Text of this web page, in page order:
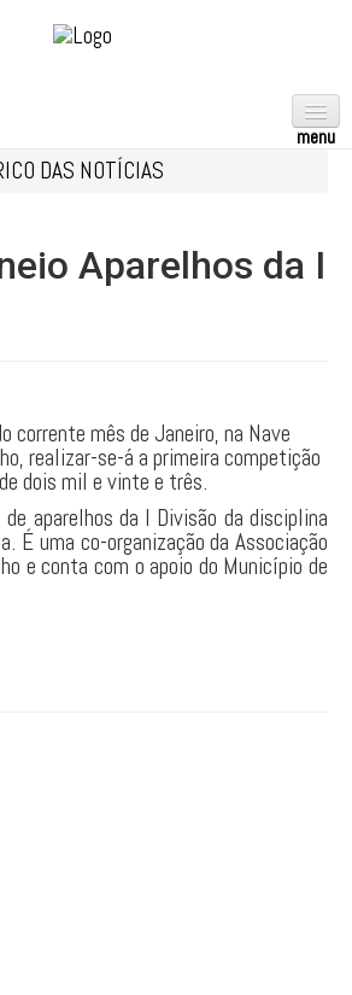
DAS NOTÍCIAS
Aparelhos da I
corrente mês de Janeiro, na Nave
realizar-se-á a primeira competição
dois mil e vinte e três.
aparelhos da I Divisão da disciplina
É uma co-organização da Associação
e conta com o apoio do Município de